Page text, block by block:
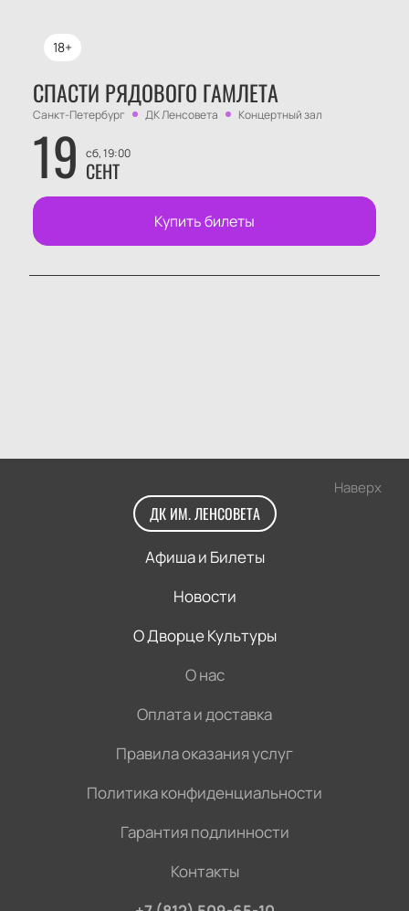
18+
СПАСТИ РЯДОВОГО ГАМЛЕТА
Санкт-Петербург ДК Ленсовета Концертный зал
19 сб, 19:00
СЕНТ
Купить билеты
Наверх
ДК ИМ. ЛЕНСОВЕТА
Афиша и Билеты
Новости
О Дворце Культуры
О нас
Оплата и доставка
Правила оказания услуг
Политика конфиденциальности
Гарантия подлинности
Контакты